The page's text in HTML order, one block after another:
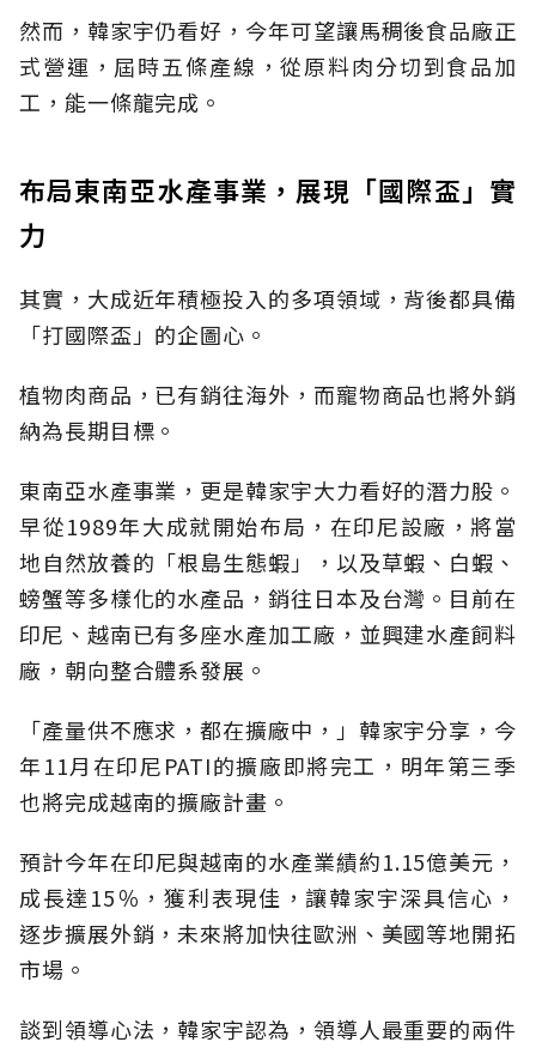
然而，韓家宇仍看好，今年可望讓馬稠後食品廠正
式營運，屆時五條產線，從原料肉分切到食品加
工，能一條龍完成。
布局東南亞水產事業，展現「國際盃」實
力
其實，大成近年積極投入的多項領域，背後都具備
「打國際盃」的企圖心。
植物肉商品，已有銷往海外，而寵物商品也將外銷
納為長期目標。
東南亞水產事業，更是韓家宇大力看好的潛力股。
早從1989年大成就開始布局，在印尼設廠，將當
地自然放養的「根島生態蝦」，以及草蝦、白蝦、
螃蟹等多樣化的水產品，銷往日本及台灣。目前在
印尼、越南已有多座水產加工廠，並興建水產飼料
廠，朝向整合體系發展。
「產量供不應求，都在擴廠中，」韓家宇分享，今
年11月在印尼PATI的擴廠即將完工，明年第三季
也將完成越南的擴廠計畫。
預計今年在印尼與越南的水產業績約1.15億美元，
成長達15％，獲利表現佳，讓韓家宇深具信心，
逐步擴展外銷，未來將加快往歐洲、美國等地開拓
市場。
談到領導心法，韓家宇認為，領導人最重要的兩件